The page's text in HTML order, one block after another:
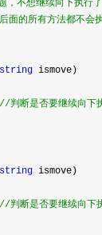
，不想继续向下执行了
后面的所有方法都不会
string ismove)
//判断是否要继续向下
string ismove)
//判断是否要继续向下